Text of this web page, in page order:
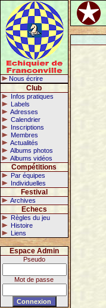
Nous écrire
Club
Infos pratiques
Labels
Adresses
Calendrier
Inscriptions
Membres
Actualités
Albums photos
Albums vidéos
Compétitions
Par équipes
Individuelles
Festival
Archives
Echecs
Règles du jeu
Histoire
Liens
Espace Admin
Pseudo
Mot de passe